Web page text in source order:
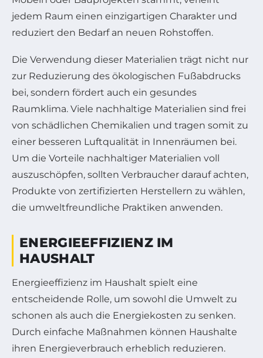
jedem Raum einen einzigartigen Charakter und
reduziert den Bedarf an neuen Rohstoffen.
Die Verwendung dieser Materialien trägt nicht nur
zur Reduzierung des ökologischen Fußabdrucks
bei, sondern fördert auch ein gesundes
Raumklima. Viele nachhaltige Materialien sind frei
von schädlichen Chemikalien und tragen somit zu
einer besseren Luftqualität in Innenräumen bei.
Um die Vorteile nachhaltiger Materialien voll
auszuschöpfen, sollten Verbraucher darauf achten,
Produkte von zertifizierten Herstellern zu wählen,
die umweltfreundliche Praktiken anwenden.
ENERGIEEFFIZIENZ IM
HAUSHALT
Energieeffizienz im Haushalt spielt eine
entscheidende Rolle, um sowohl die Umwelt zu
schonen als auch die Energiekosten zu senken.
Durch einfache Maßnahmen können Haushalte
ihren Energieverbrauch erheblich reduzieren.